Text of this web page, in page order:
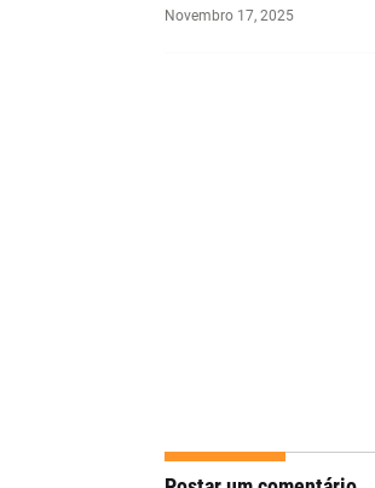
Novembro 17, 2025